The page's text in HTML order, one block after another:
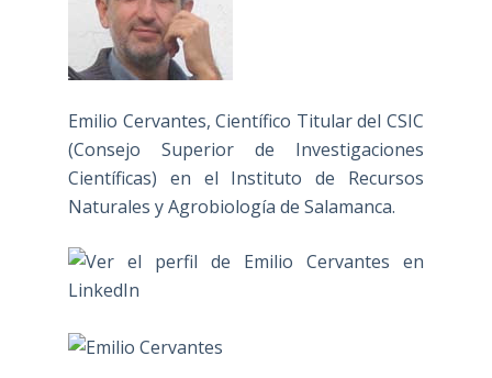
Emilio Cervantes, Científico Titular del CSIC
(Consejo Superior de Investigaciones
Científicas) en el Instituto de Recursos
Naturales y Agrobiología de Salamanca.